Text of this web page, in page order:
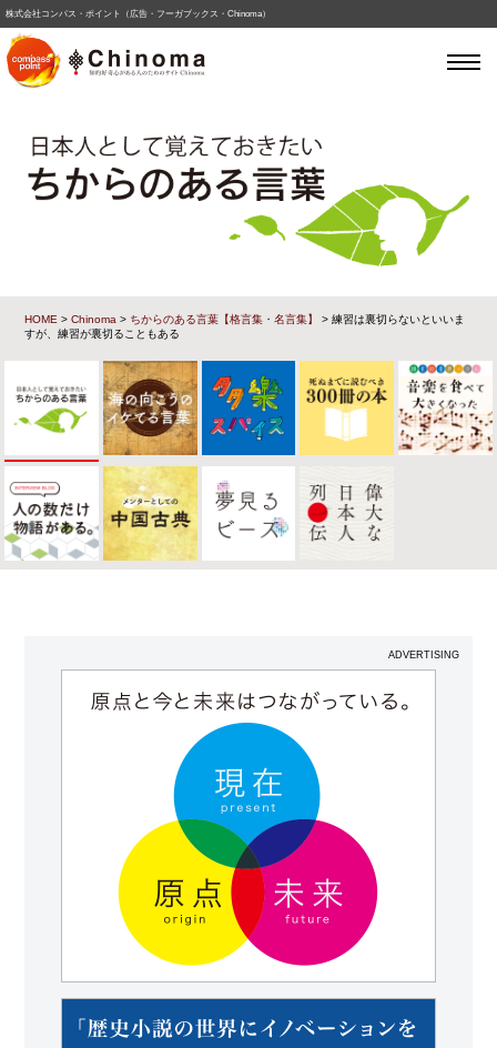
株式会社コンパス・ポイント（広告・フーガブックス・Chinoma）
HOME >Chinoma > ちからのある言葉【格言集・名言集】
> 練習は裏切らないといいま
すが、練習が裏切ることもある
ADVERTISING